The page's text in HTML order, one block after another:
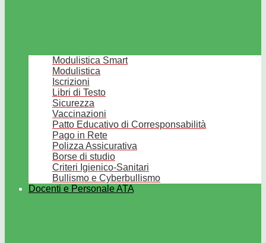
Modulistica Smart
Modulistica
Iscrizioni
Libri di Testo
Sicurezza
Vaccinazioni
Patto Educativo di Corresponsabilità
Pago in Rete
Polizza Assicurativa
Borse di studio
Criteri Igienico-Sanitari
Bullismo e Cyberbullismo
Docenti e Personale ATA